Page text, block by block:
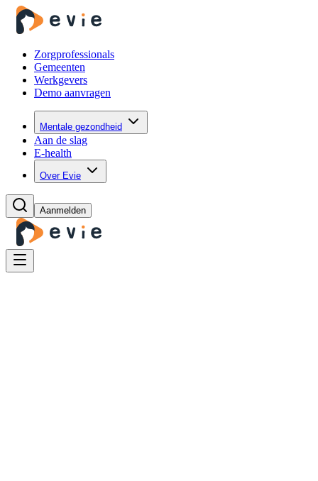
Zorgprofessionals
Gemeenten
Werkgevers
Demo aanvragen
Mentale gezondheid
Aan de slag
E-health
Over Evie
Aanmelden